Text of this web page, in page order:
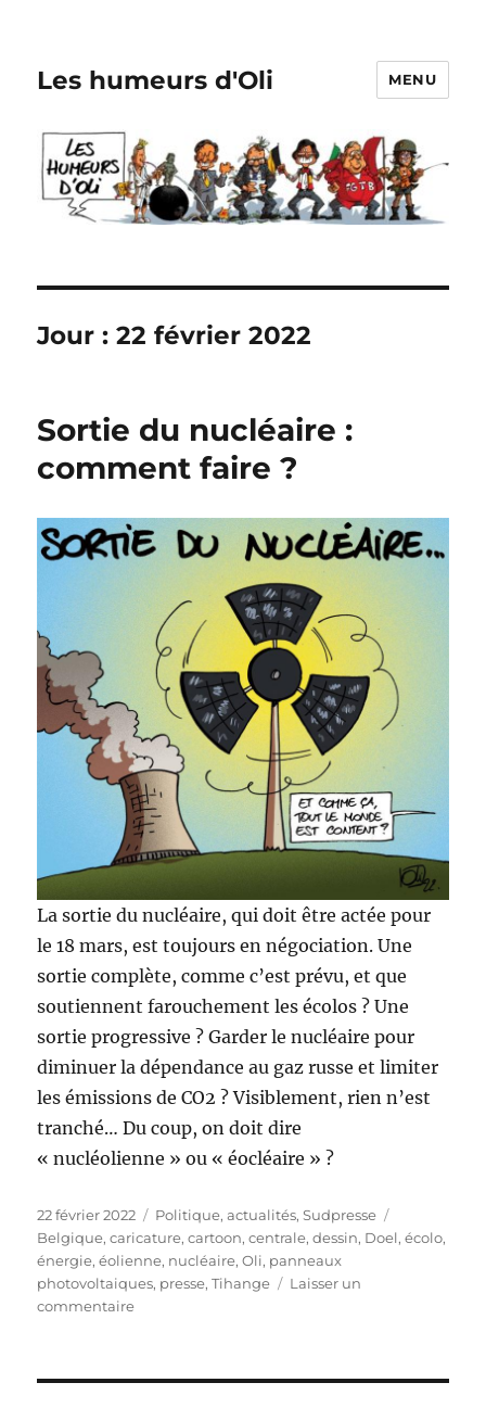
Les humeurs d'Oli MENU
Jour :22 février 2022
Sortie du nucléaire :
comment faire ?
La sortie du nucléaire, qui doit être actée pour
le 18 mars, est toujours en négociation. Une
sortie complète, comme c’est prévu, et que
soutiennent farouchement les écolos ? Une
sortie progressive ? Garder le nucléaire pour
diminuer la dépendance au gaz russe et limiter
les émissions de CO2 ? Visiblement, rien n’est
tranché… Du coup, on doit dire
« nucléolienne » ou « éocléaire » ?
Publié
le
22 février 2022 Catégories
Politique, actualités,Sudpresse
Belgique,caricature,cartoon,centrale,dessin, Doel,écolo,
énergie,éolienne, nucléaire,Oli, panneaux
photovoltaiques, presse,Tihange
Laisser un
commentairesur